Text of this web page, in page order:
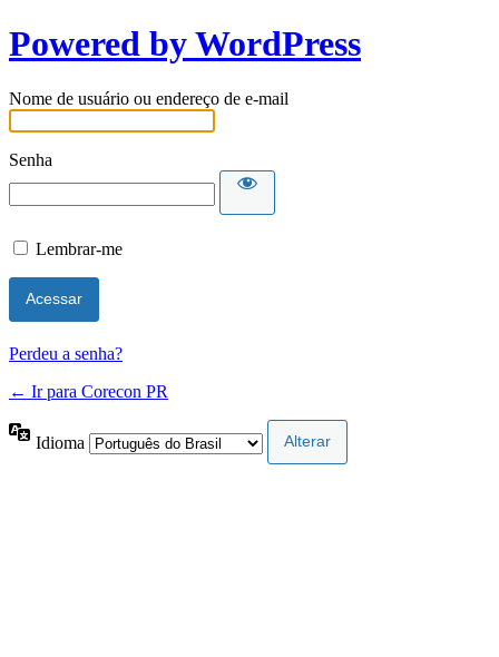
Powered by WordPress
Nome de usuário ou endereço de e-mail
Senha
Lembrar-me
Perdeu a senha?
← Ir para Corecon PR
Idioma